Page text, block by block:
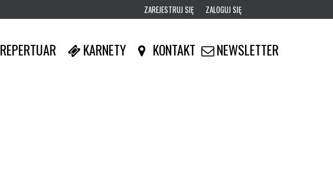
ZAREJESTRUJ SIĘ ZALOGUJ SIĘ
0,00
REPERTUAR KARNETY KONTAKT NEWSLETTER